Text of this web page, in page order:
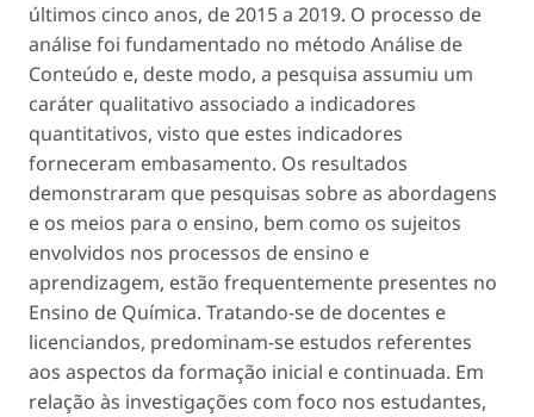
últimos cinco anos, de 2015 a 2019. O processo de
análise foi fundamentado no método Análise de
Conteúdo e, deste modo, a pesquisa assumiu um
caráter qualitativo associado a indicadores
quantitativos, visto que estes indicadores
forneceram embasamento. Os resultados
demonstraram que pesquisas sobre as abordagens
e os meios para o ensino, bem como os sujeitos
envolvidos nos processos de ensino e
aprendizagem, estão frequentemente presentes no
Ensino de Química. Tratando-se de docentes e
licenciandos, predominam-se estudos referentes
aos aspectos da formação inicial e continuada. Em
relação às investigações com foco nos estudantes,